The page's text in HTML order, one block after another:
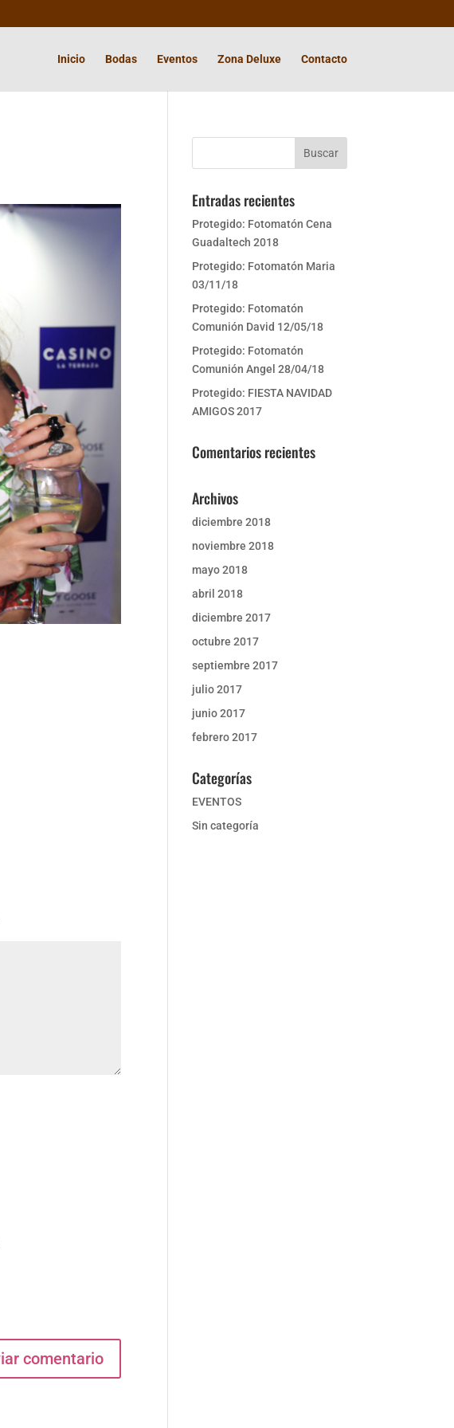
Inicio Bodas Eventos Zona Deluxe Contacto
Entradas recientes
Protegido: Fotomatón Cena
Guadaltech 2018
Protegido: Fotomatón Maria
03/11/18
Protegido: Fotomatón
Comunión David 12/05/18
Protegido: Fotomatón
Comunión Angel 28/04/18
Protegido: FIESTA NAVIDAD
AMIGOS 2017
Comentarios recientes
Archivos
diciembre 2018
noviembre 2018
mayo 2018
abril 2018
diciembre 2017
octubre 2017
septiembre 2017
julio 2017
junio 2017
febrero 2017
Categorías
EVENTOS
Sin categoría